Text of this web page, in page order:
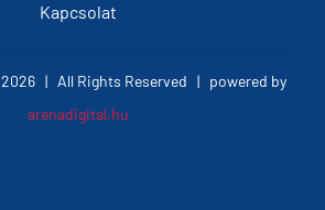
Kapcsolat
2026 | All Rights Reserved | powered by
arenadigital.hu